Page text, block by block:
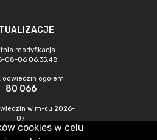
modyfikacja
08-06 06:35:48
odwiedzin ogółem
80 066
w m-cu 2026-
07
184
cookies w celu